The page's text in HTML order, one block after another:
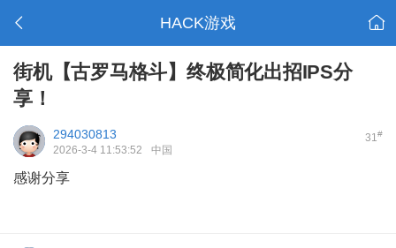
HACK游戏
街机【古罗马格斗】终极简化出招IPS分
享！
31#
294030813
2026-3-4 11:53:52 中国
感谢分享